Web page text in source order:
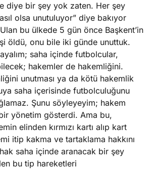
diye bir şey yok zaten. Her şey
olsa unutuluyor” diye bakıyor
bu ülkede 5 gün önce Başkent’in
öldü, onu bile iki günde unuttuk.
saha içinde futbolcular,
hakemler de hakemliğini.
unutması ya da kötü hakemlik
saha içerisinde futbolculuğunu
Şunu söyleyeyim; hakem
yönetim gösterdi. Ama bu,
elinden kırmızı kartı alıp kart
itip kakma ve tartaklama hakkını
saha içinde aranacak bir şey
bu tip hareketleri